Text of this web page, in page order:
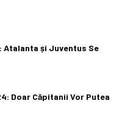
și Juventus Se
Doar Căpitanii Vor Putea